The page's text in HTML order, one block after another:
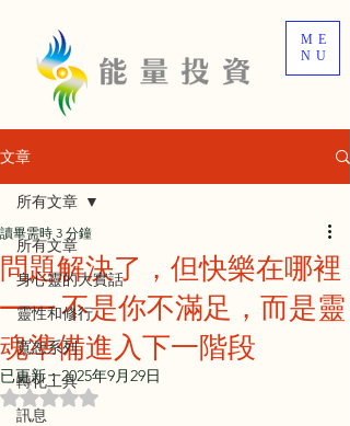
ME
NU
文章
所有文章
身心靈的大實話
靈性和修行
寬恕系列
轉化工具
訊息
所有文章
問題解決了，但快樂在哪裡
—— 不是你不滿足，而是靈
魂準備進入下一階段
讀畢需時 3 分鐘
已更新：2025年9月29日
評等為 NaN（最高為 5 顆星）。